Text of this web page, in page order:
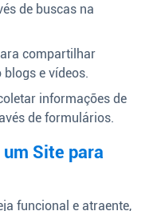
de buscas na
compartilhar
e vídeos.
informações de
de formulários.
Site para
funcional e atraente,